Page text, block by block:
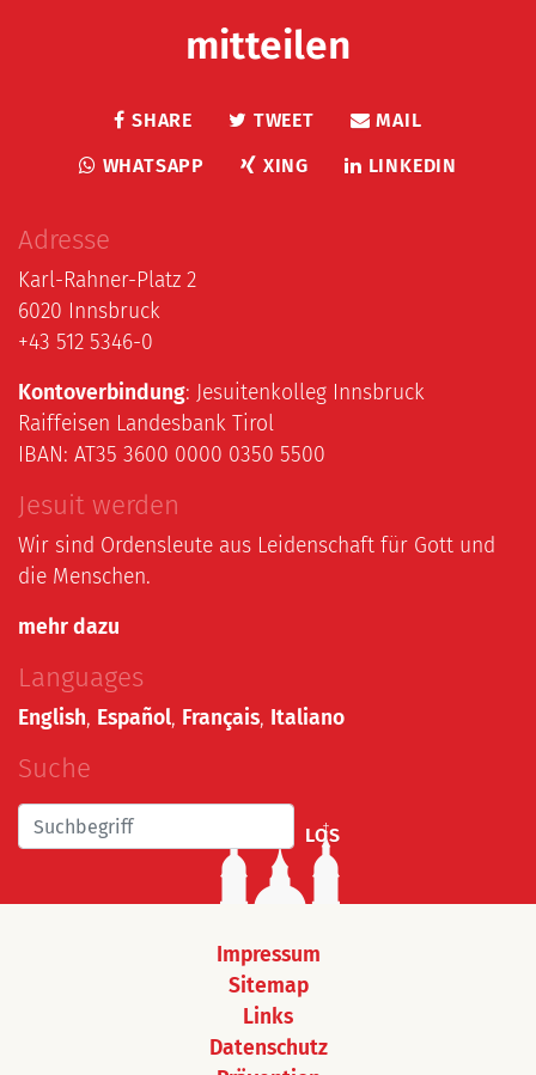
mitteilen
SHARE TWEET
MAIL
WHATSAPP
XING LINKEDIN
Adresse
Karl-Rahner-Platz 2
6020 Innsbruck
+43 512 5346-0
Kontoverbindung: Jesuitenkolleg Innsbruck
Raiffeisen Landesbank Tirol
IBAN: AT35 3600 0000 0350 5500
Jesuit werden
Wir sind Ordensleute aus Leidenschaft für Gott und
die Menschen.
mehr dazu
Languages
English, Español, Français, Italiano
Suche
LOS
Impressum
Sitemap
Links
Datenschutz